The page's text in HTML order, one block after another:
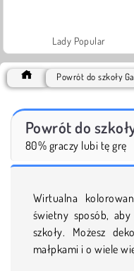
Lady Popular
Powrót do szkoły
Powrót do
80% graczy lubi tę grę
Wirtualna
świetny sposób,
szkoły. Możesz
małpkami i o wiele